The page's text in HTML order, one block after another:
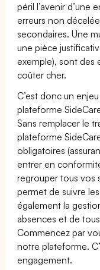
péril l’avenir d’une
erreurs non
secondaires. Une
une pièce
exemple), sont des
coûter cher.
C’est donc un
plateforme
Sans remplacer le
plateforme
obligatoires
entrer en
regrouper tous vos
permet de suivre
également la
absences et de
Commencez par
notre plateforme.
engagement.